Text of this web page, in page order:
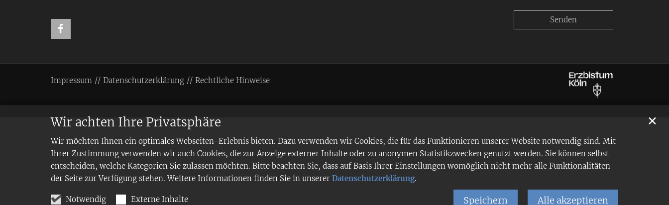
Wir achten Ihre Privatsphäre
Wir möchten Ihnen ein optimales Webseiten-Erlebnis bieten. Dazu verwenden wir Cookies, die für das Funktionieren unserer Website notwendig sind. Mit
Ihrer Zustimmung verwenden wir auch Cookies, die zur Anzeige externer Inhalte oder zu anonymen Statistikzwecken genutzt werden. Sie können selbst
entscheiden, welche Kategorien Sie zulassen möchten. Bitte beachten Sie, dass auf Basis Ihrer Einstellungen womöglich nicht mehr alle Funktionalitäten
der Seite zur Verfügung stehen. Weitere Informationen finden Sie in unserer Datenschutzerklärung.
Notwendig Externe Inhalte Speichern Alle akzeptieren
✕
Impressum Datenschutzerklärung Rechtliche Hinweise